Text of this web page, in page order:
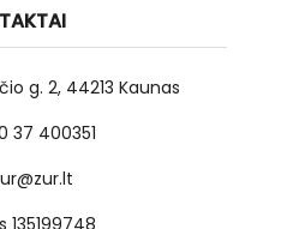
g. 2, 44213 Kaunas
37 400351
135199748